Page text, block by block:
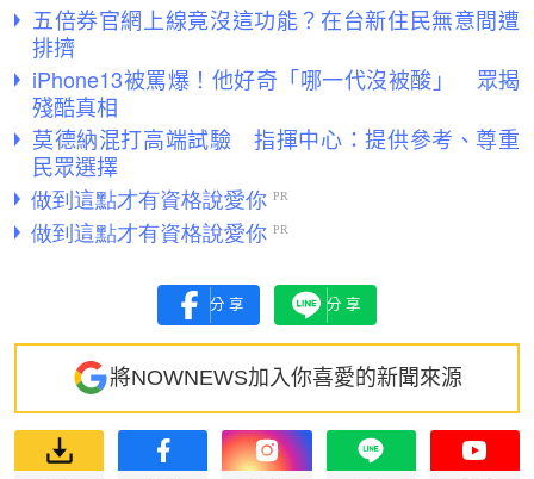
五倍券官網上線竟沒這功能？在台新住民無意間遭
排擠
iPhone13被罵爆！他好奇「哪一代沒被酸」 眾揭
殘酷真相
莫德納混打高端試驗 指揮中心：提供參考、尊重
民眾選擇
分享 分享
將NOWNEWS加入你喜愛的新聞來源